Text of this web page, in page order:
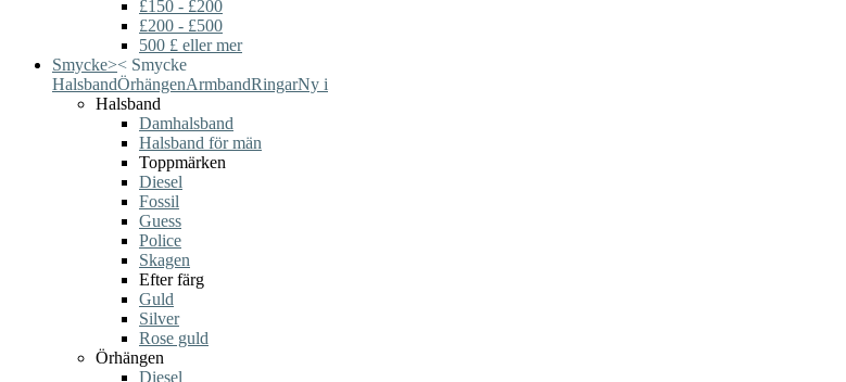
£150 - £200
£200 - £500
500 £ eller mer
Smycke>< Smycke
HalsbandÖrhängenArmbandRingarNy i
Halsband
Damhalsband
Halsband för män
Toppmärken
Diesel
Fossil
Guess
Police
Skagen
Efter färg
Guld
Silver
Rose guld
Örhängen
Diesel